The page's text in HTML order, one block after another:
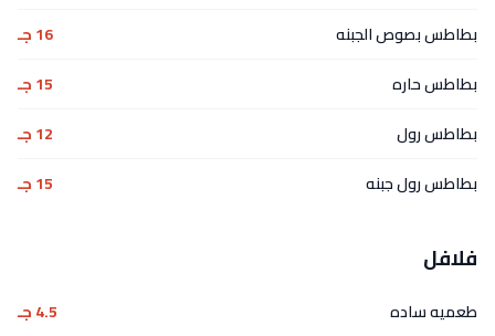
بطاطس بصوص الجبنه
16 جـ
بطاطس حاره
15 جـ
بطاطس رول
12 جـ
بطاطس رول جبنه
15 جـ
فلافل
طعميه ساده
4.5 جـ